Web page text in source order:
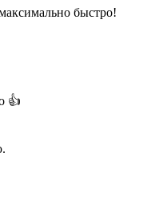
быстро!
👍